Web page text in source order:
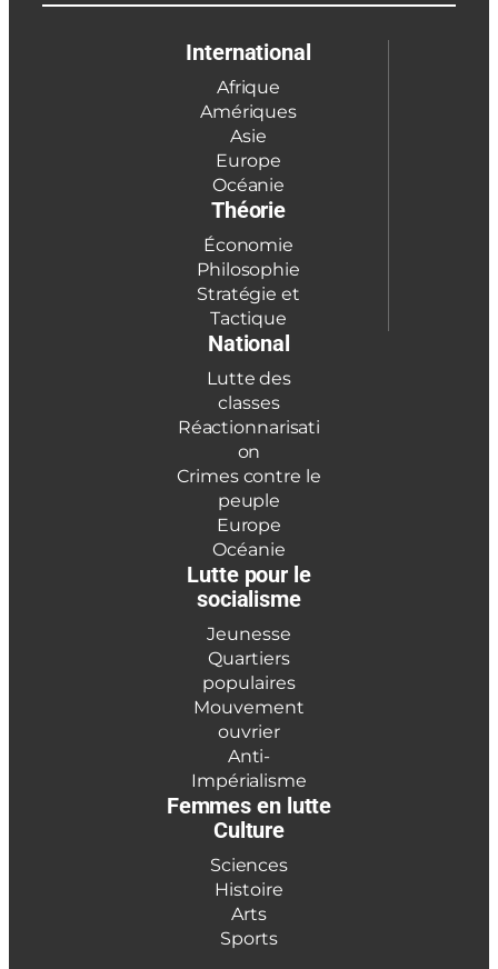
International
Afrique
Amériques
Asie
Europe
Océanie
Théorie
Économie
Philosophie
Stratégie et
Tactique
National
Lutte des
classes
Réactionnarisati
on
Crimes contre le
peuple
Europe
Océanie
Lutte pour le
socialisme
Jeunesse
Quartiers
populaires
Mouvement
ouvrier
Anti-
Impérialisme
Femmes en lutte
Culture
Sciences
Histoire
Arts
Sports